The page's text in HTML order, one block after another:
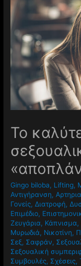
Το
Gingo biloba, Lifting,
Αντιγήρανση,
Γονείς, Διατροφή,
Επιμέδιο,
Ζευγάρια, Κάπνισμα,
Μυρωδιά, Νικοτίνη,
Σεξ, Σαφράν,
Σεξουαλική
Συμβουλές, Σχέσεις,